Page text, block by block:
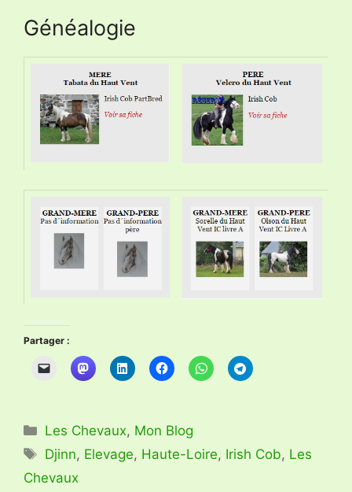
Généalogie
Partager :
Catégories
Les Chevaux, Mon Blog
Étiquettes
Djinn, Elevage, Haute-Loire, Irish Cob, Les
Chevaux